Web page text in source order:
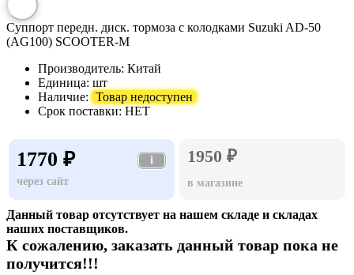
Суппорт передн. диск. тормоза с колодками Suzuki AD-50
(AG100) SCOOTER-M
Производитель: Китай
Единица: шт
Наличие: Товар недоступен
Срок поставки: НЕТ
1770 ₽
i
через сайт
1950 ₽
в магазине
Данный товар отсутствует на нашем складе и складах
наших поставщиков.
К сожалению, заказать данный товар пока не
получится!!!